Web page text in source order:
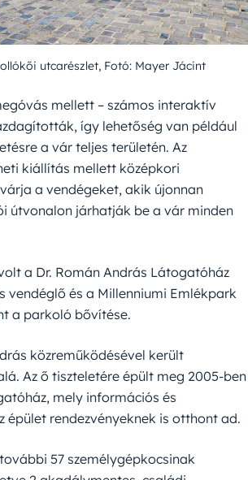
utcarészlet, Fotó: Mayer Jácint
mellett – számos interaktív
így lehetőség van például
a vár teljes területén. Az
kiállítás mellett középkori
a vendégeket, akik újonnan
útvonalon járhatják be a vár minden
a Dr. Román András Látogatóház
vendéglő és a Millenniumi Emlékpark
a parkoló bővítése.
közreműködésével került
Az ő tiszteletére épült meg 2005-ben
mely információs és
épület rendezvényeknek is otthont ad.
57 személygépkocsinak